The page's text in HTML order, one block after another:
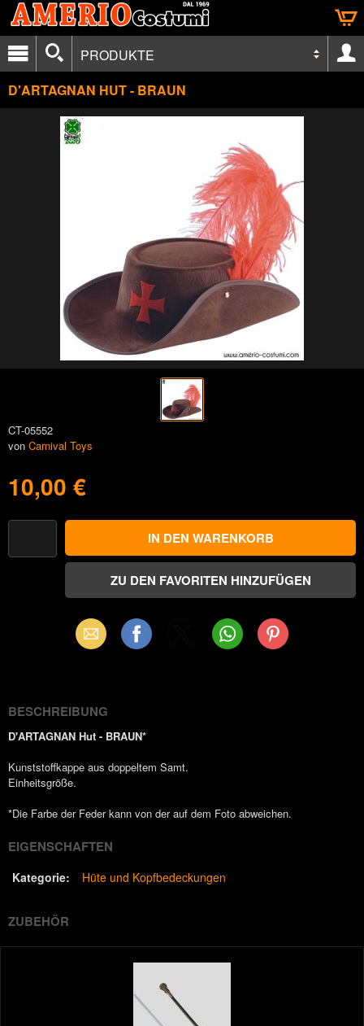
PRODUKTE
D'ARTAGNAN HUT - BRAUN
CT-05552
von Carnival Toys
10,00 €
Email Facebook WhatsAppPinterest
BESCHREIBUNG
D'ARTAGNAN Hut - BRAUN*
Kunststoffkappe aus doppeltem Samt.
Einheitsgröße.
*Die Farbe der Feder kann von der auf dem Foto abweichen.
EIGENSCHAFTEN
Kategorie: Hüte und Kopfbedeckungen
ZUBEHÖR